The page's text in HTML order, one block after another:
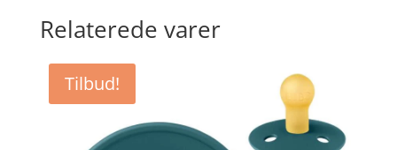
Relaterede varer
Tilbud!